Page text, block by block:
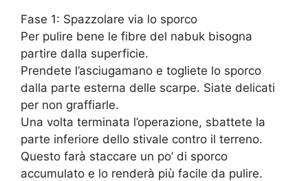
Fase 1: Spazzolare via lo sporco
Per pulire bene le fibre del nabuk bisogna
partire dalla superficie.
Prendete l’asciugamano e togliete lo sporco
dalla parte esterna delle scarpe. Siate delicati
per non graffiarle.
Una volta terminata l’operazione, sbattete la
parte inferiore dello stivale contro il terreno.
Questo farà staccare un po’ di sporco
accumulato e lo renderà più facile da pulire.